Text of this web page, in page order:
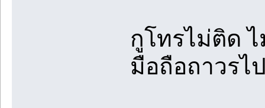
กูโทรไม่ติด
มือถือถาวรไ